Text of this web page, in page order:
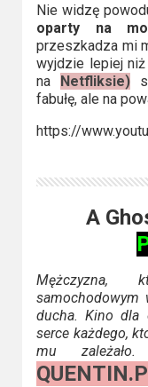
Nie widzę
oparty na
przeszkadza mi
wyjdzie lepiej
na Netfliksie)
fabułę, ale na
https://
A
Mężczyzna,
samochodowym
ducha. Kino dla
serce każdego,
mu